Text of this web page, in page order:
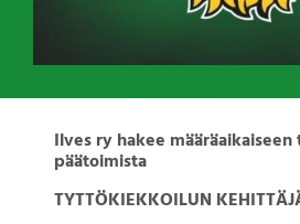
Ilves ry hakee
päätoimista
TYTTÖKIEKKOILUN